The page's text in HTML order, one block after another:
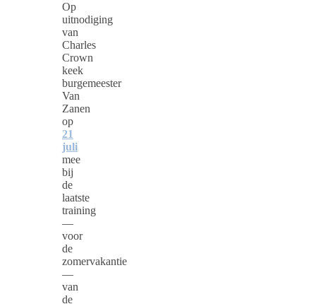
Op
uitnodiging
van
Charles
Crown
keek
burgemeester
Van
Zanen
op
21
juli
mee
bij
de
laatste
training
—
voor
de
zomervakantie
—
van
de